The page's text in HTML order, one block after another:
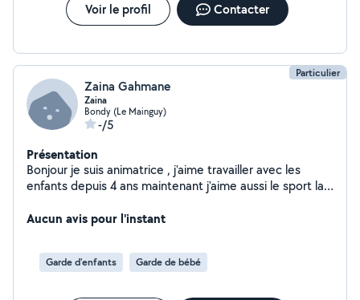
Voir le profil Contacter
Particulier
Zaina Gahmane
Zaina
Bondy (Le Mainguy)
-/5
Présentation
Bonjour je suis animatrice , j'aime travailler avec les
enfants depuis 4 ans maintenant j'aime aussi le sport la
fait des études de commerce .
Aucun avis pour l'instant
Garde d'enfants Garde de bébé